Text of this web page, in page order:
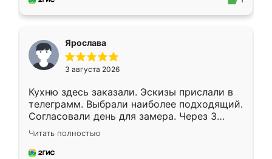
Ярослава
3 августа 2026
Кухню здесь заказали. Эскизы прислали в
телеграмм. Выбрали наиболее подходящий.
Согласовали день для замера. Через 3
недели кухня была уже готова. Остались
довольны работой. Спасибо Ренессанс
мебель за качественную работу!
Читать полностью